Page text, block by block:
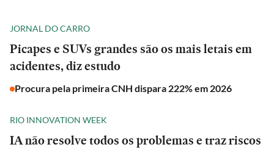
JORNAL DO CARRO
Picapes e SUVs grandes são os mais letais em
acidentes, diz estudo
Procura pela primeira CNH dispara 222% em 2026
RIO INNOVATION WEEK
IA não resolve todos os problemas e traz riscos